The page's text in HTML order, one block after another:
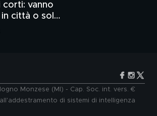
corti: vanno
in città o solo
Monzese (MI) - Cap. Soc. int. vers. €
di sistemi di intelligenza